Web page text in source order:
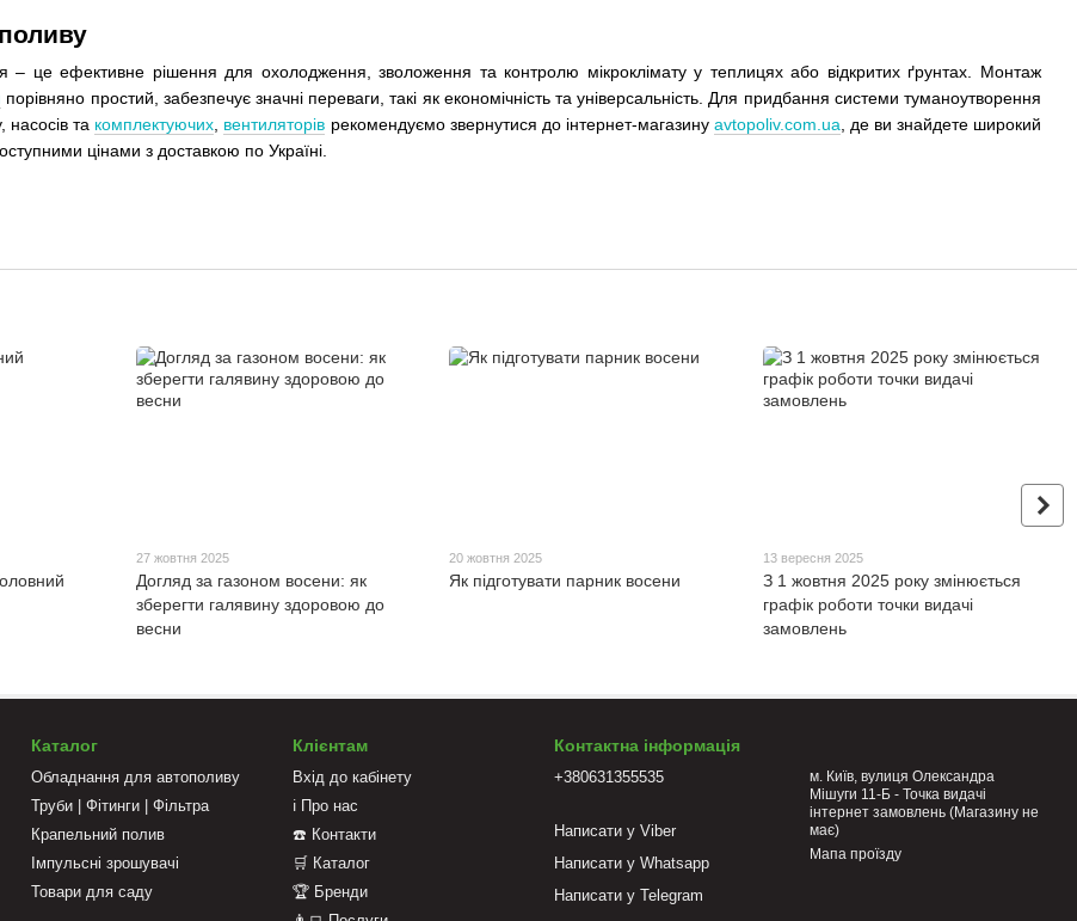
– це ефективне рішення для охолодження, зволоження та контролю мікроклімату у теплицях або відкритих ґрунтах. Монтаж
порівняно простий, забезпечує значні переваги, такі як економічність та універсальність. Для придбання системи туманоутворення
насосів та комплектуючих вентиляторів рекомендуємо звернутися до інтернет-магазину avtopoliv.com.ua , де ви знайдете широкий
цінами з доставкою по Україні.
27 жовтня 2025
Догляд за газоном восени: як
зберегти галявину здоровою до
весни
20 жовтня 2025
Як підготувати парник восени
13 вересня 2025
З 1 жовтня 2025 року змінюється
графік роботи точки видачі
замовлень
Каталог
Обладнання для автополиву
Труби | Фітинги | Фільтра
Крапельний полив
Імпульсні зрошувачі
Товари для саду
Клієнтам
Вхід до кабінету
ℹ️ Про нас
☎️ Контакти
🛒 Каталог
🏆 Бренди
Контактна інформація
+380631355535
Написати у Viber
Написати у Whatsapp
Написати у Telegram
м. Київ, вулиця Олександра
Мішуги 11-Б - Точка видачі
інтернет замовлень (Магазину не
має)
Мапа проїзду